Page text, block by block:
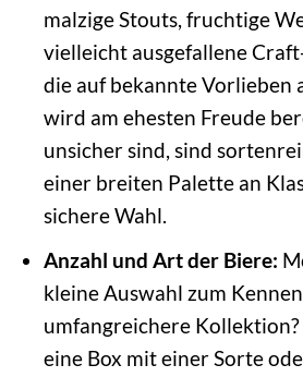
malzige Stouts, fruchtige
vielleicht ausgefallene
die auf bekannte Vorlieben
wird am ehesten Freude
unsicher sind, sind
einer breiten Palette an
sichere Wahl.
Anzahl und Art der Biere:
kleine Auswahl zum
umfangreichere Kollektion?
eine Box mit einer Sorte